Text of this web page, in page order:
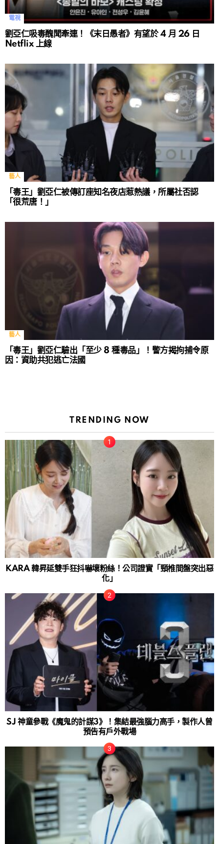
電視
劉亞仁吸毒醜聞牽連！《末日愚者》有望於 4 月 26 日
Netflix 上線
藝人
「毒王」劉亞仁被傳訂座知名夜店惹熱議，所屬社否認
「很荒唐！」
藝人
「毒王」劉亞仁驗出「至少 8 種毒品」！警方揭拘捕令原
因：資助共犯逃亡法國
TRENDING NOW
KARA 韓昇延雙手狂抖嚇壞粉絲！公司證實「頸椎間盤突出惡
化」
SJ 神童參戰《魔鬼的計謀3》！集結最強腦力高手，製作人曾
預告有戶外戰場